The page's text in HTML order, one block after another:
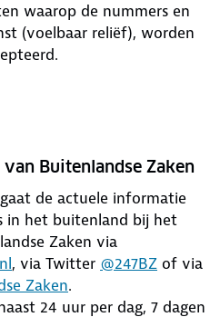
waarop de nummers en
(voelbaar reliëf), worden
Buitenlandse Zaken
de actuele informatie
in het buitenland bij het
Zaken via
, via Twitter @247BZ of via
Zaken.
24 uur per dag, 7 dagen